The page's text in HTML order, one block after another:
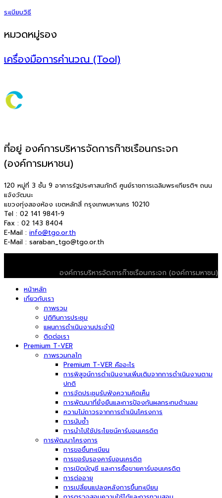
ระเบียบวิธี
หมวดหมู่รอง
เครื่องมือการคำนวณ (Tool)
ที่อยู่ องค์การบริหารจัดการก๊าซเรือนกระจก
(องค์การมหาชน)
120 หมู่ที่ 3 ชั้น 9 อาคารรัฐประศาสนภักดี ศูนย์ราชการเฉลิมพระเกียรติฯ ถนน
แจ้งวัฒนะ
แขวงทุ่งสองห้อง เขตหลักสี่ กรุงเทพมหานคร 10210
Tel : 02 141 9841-9
Fax : 02 143 8404
E-Mail : info@tgo.or.th
E-Mail : saraban_tgo@tgo.or.th
องค์การบริหารจัดการก๊าซเรือนกระจก (องค์การมหาชน)
หน้าหลัก
เกี่ยวกับเรา
ภาพรวม
ปฏิทินการประชุม
แผนการดำเนินงานประจำปี
ติดต่อเรา
Premium T-VER
ภาพรวมกลไก
Premium T-VER คืออะไร
การพิสูจน์การดำเนินงานเพิ่มเติมจากการดำเนินงานตาม
ปกติ
การจัดประชุมรับฟังความคิดเห็น
การพัฒนาที่ยั่งยืนและการป้องกันผลกระทบด้านลบ
ความไม่ถาวรจากการดำเนินโครงการ
การนับซ้ำ
การนำไปใช้ประโยชน์คาร์บอนเครดิต
การพัฒนาโครงการ
การขอขึ้นทะเบียน
การขอรับรองคาร์บอนเครดิต
การเปิดบัญชี และการซื้อขายคาร์บอนเครดิต
การต่ออายุ
การเปลี่ยนแปลงหลังการขึ้นทะเบียน